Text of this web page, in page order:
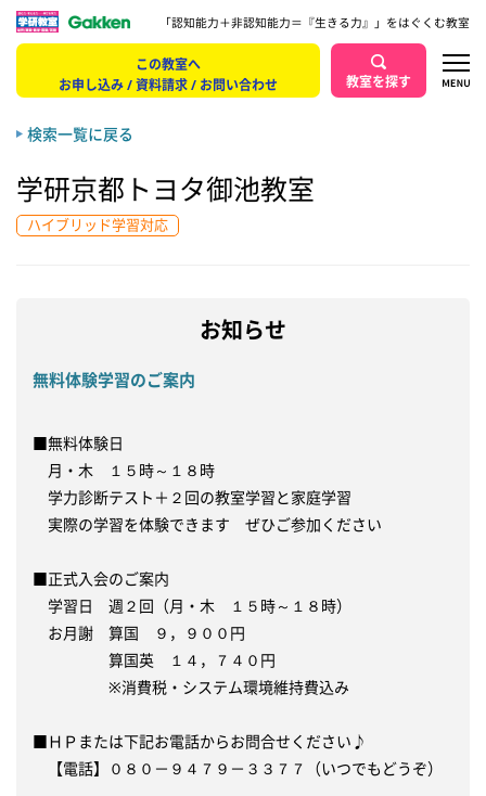
「認知能力＋非認知能力＝『生きる力』」をはぐくむ教室
この教室へ
お申し込み / 資料請求 / お問い合わせ
教室を探す
検索一覧に戻る
学研京都トヨタ御池教室
ハイブリッド学習対応
お知らせ
無料体験学習のご案内
■無料体験日
月・木　１５時～１８時
学力診断テスト＋２回の教室学習と家庭学習
実際の学習を体験できます　ぜひご参加ください
■正式入会のご案内
学習日　週２回（月・木　１５時～１８時）
お月謝　算国　９，９００円
算国英　１４，７４０円
※消費税・システム環境維持費込み
■ＨＰまたは下記お電話からお問合せください♪
【電話】０８０－９４７９－３３７７（いつでもどうぞ）